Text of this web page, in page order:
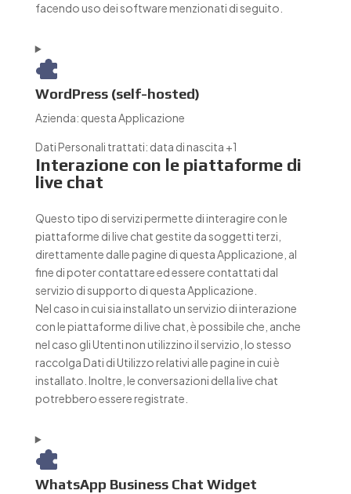
facendo uso dei software menzionati di seguito.
WordPress (self-hosted)
Azienda: questa Applicazione
Dati Personali trattati: data di nascita +1
Interazione con le piattaforme di
live chat
Questo tipo di servizi permette di interagire con le
piattaforme di live chat gestite da soggetti terzi,
direttamente dalle pagine di questa Applicazione, al
fine di poter contattare ed essere contattati dal
servizio di supporto di questa Applicazione.
Nel caso in cui sia installato un servizio di interazione
con le piattaforme di live chat, è possibile che, anche
nel caso gli Utenti non utilizzino il servizio, lo stesso
raccolga Dati di Utilizzo relativi alle pagine in cui è
installato. Inoltre, le conversazioni della live chat
potrebbero essere registrate.
WhatsApp Business Chat Widget